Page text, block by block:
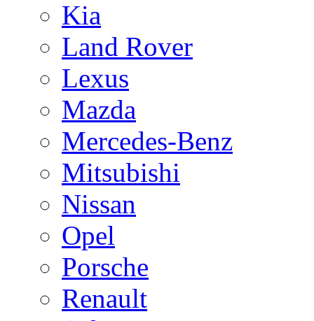
Kia
Land Rover
Lexus
Mazda
Mercedes-Benz
Mitsubishi
Nissan
Opel
Porsche
Renault